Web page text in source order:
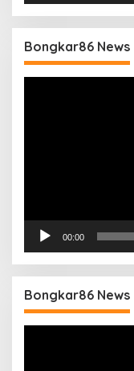
Bongkar86 News
00:00
Bongkar86 News